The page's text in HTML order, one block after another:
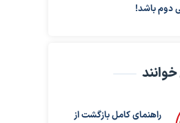
دوم باشد!
راهنمای کامل بازگشت از